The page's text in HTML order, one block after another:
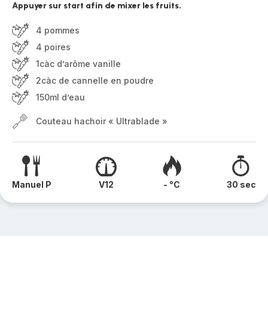
Appuyer sur start afin de mixer les fruits.
4 pommes
4 poires
1càc d’arôme vanille
2càc de cannelle en poudre
150ml d’eau
Couteau hachoir « Ultrablade »
Manuel P V12 - °C 30 sec